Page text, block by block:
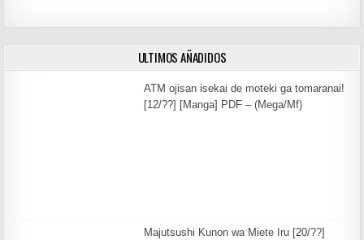
ULTIMOS AÑADIDOS
ATM ojisan isekai de moteki ga tomaranai!
[12/??] [Manga] PDF – (Mega/Mf)
Majutsushi Kunon wa Miete Iru [20/??]